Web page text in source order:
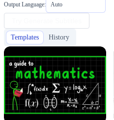
Output Language: Auto
Templates History